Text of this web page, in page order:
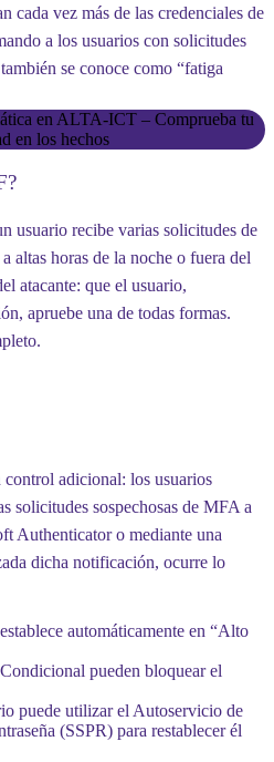
cada vez más de las credenciales de
a los usuarios con solicitudes
se conoce como “fatiga
en ALTA-ICT – Comprueba tu
en los hechos
usuario recibe varias solicitudes de
altas horas de la noche o fuera del
atacante: que el usuario,
apruebe una de todas formas.
adicional: los usuarios
solicitudes sospechosas de MFA a
Authenticator o mediante una
dicha notificación, ocurre lo
automáticamente en “Alto
pueden bloquear el
puede utilizarel Autoservicio de
(SSPR) para restablecer él